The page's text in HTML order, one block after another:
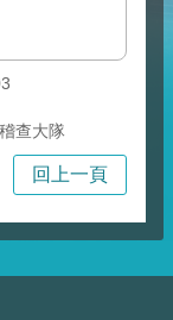
查大隊
回上一頁